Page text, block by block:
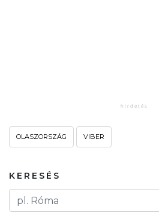
OLASZORSZÁG VIBER
KERESÉS